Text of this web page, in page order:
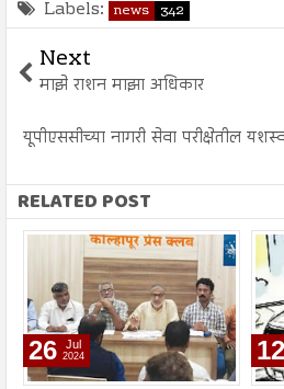
Labels: news 342
Next
माझे राशन माझा अधिकार
यूपीएससीच्या नागरी सेवा परीक्षेतील
RELATED POST
26 Jul
2024 12